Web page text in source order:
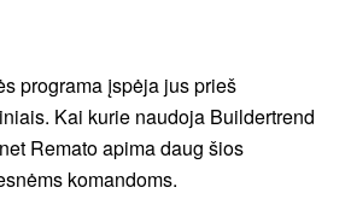
programa įspėja jus prieš
Kai kurie naudoja Buildertrend
Remato apima daug šios
komandoms.